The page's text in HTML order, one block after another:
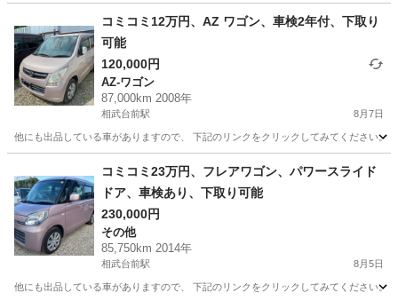
コミコミ12万円、AZ ワゴン、車検2年付、下取り
可能
120,000円
AZ-ワゴン
87,000km 2008年
相武台前駅 8月7日
他にも出品している車がありますので、 下記のリンクをクリックしてみてください。
相武台前駅
コミコミ23万円、フレアワゴン、パワースライド
ドア、車検あり、下取り可能
230,000円
その他
85,750km 2014年
相武台前駅 8月5日
他にも出品している車がありますので、 下記のリンクをクリックしてみてください。